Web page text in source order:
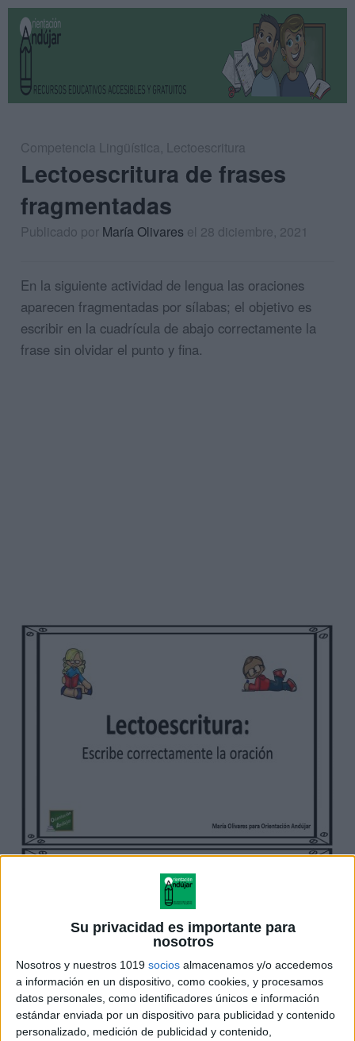
Su privacidad es importante para
nosotros
Nosotros y nuestros 1019 socios almacenamos y/o accedemos
a información en un dispositivo, como cookies, y procesamos
datos personales, como identificadores únicos e información
estándar enviada por un dispositivo para publicidad y contenido
personalizado, medición de publicidad y contenido,
Competencia Lingüística, Lectoescritura
Lectoescritura de frases
fragmentadas
Publicado por María Olivares el 28 diciembre, 2021
En la siguiente actividad de lengua las oraciones
aparecen fragmentadas por sílabas; el objetivo es
escribir en la cuadrícula de abajo correctamente la
frase sin olvidar el punto y fina.